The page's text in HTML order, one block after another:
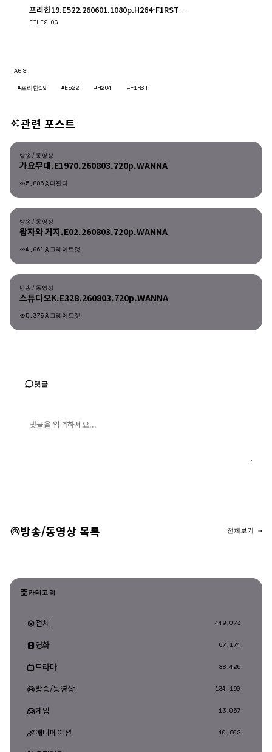
프리한19.E522.260601.1080p.H264-F1RST.mp4
FILE2.0G
TAGS
#프리한19
#E522 #H264 #F1RST
관련 포스트
방송/동영상
방송/동영상
가요무대.E1970.260803.720p.WANNA
5,886 다판다
방송/동영상
왕자와 거지.E02.260803.720p.WANNA
4,961 그레이트캣
방송/동영상
스튜디오K.E328.260803.720p.WANNA
5,375 그레이트캣
댓글
방송/동영상 목록 전체보기 →
카테고리
전체 449,073
영화 67,174
드라마 88,426
방송/동영상 134,190
게임 13,057
애니메이션 10,902